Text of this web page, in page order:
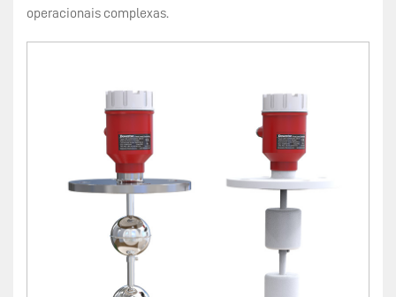
operacionais complexas.